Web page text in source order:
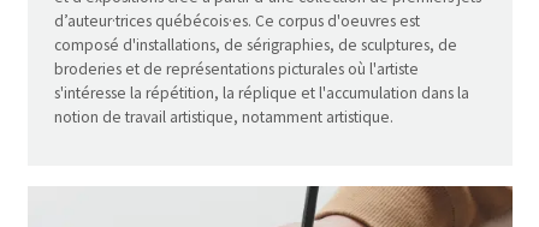
d’auteur·trices québécois·es. Ce corpus d'oeuvres est
composé d'installations, de sérigraphies, de sculptures, de
broderies et de représentations picturales où l'artiste
s'intéresse la répétition, la réplique et l'accumulation dans la
notion de travail artistique, notamment artistique.